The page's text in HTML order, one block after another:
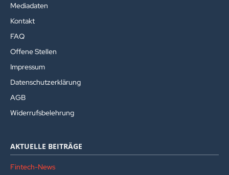
Mediadaten
Kontakt
FAQ
Offene Stellen
Impressum
Datenschutzerklärung
AGB
Widerrufsbelehrung
AKTUELLE BEITRÄGE
Fintech-News